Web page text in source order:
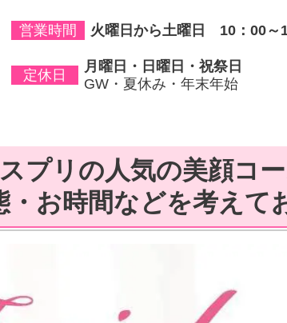
営業時間 火曜日から土曜日 10：00～
定休日
月曜日・日曜日・祝祭日
GW・夏休み・年末年始
プリの人気の美顔コ
・お時間などを考えて